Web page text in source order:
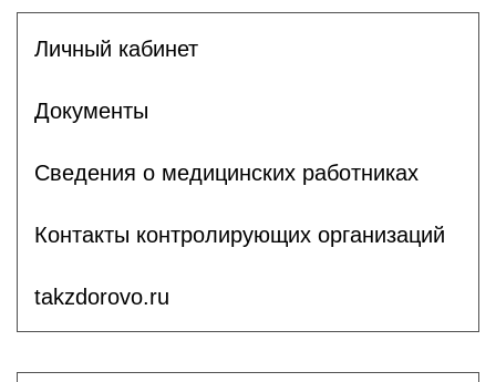
Личный кабинет
Документы
Сведения о медицинских работниках
Контакты контролирующих организаций
takzdorovo.ru